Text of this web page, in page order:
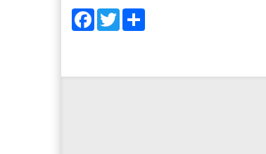
Facebook
Twitter